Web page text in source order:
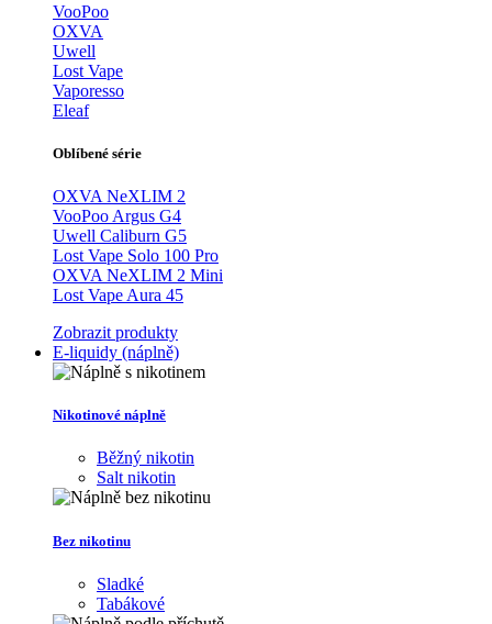
VooPoo
OXVA
Uwell
Lost Vape
Vaporesso
Eleaf
Oblíbené série
OXVA NeXLIM 2
VooPoo Argus G4
Uwell Caliburn G5
Lost Vape Solo 100 Pro
OXVA NeXLIM 2 Mini
Lost Vape Aura 45
Zobrazit produkty
E-liquidy (náplně)
Nikotinové náplně
Běžný nikotin
Salt nikotin
Bez nikotinu
Sladké
Tabákové